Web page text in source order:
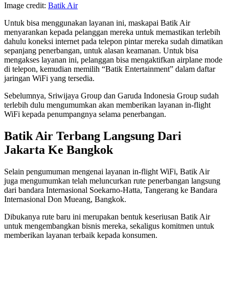
Image credit: Batik Air
Untuk bisa menggunakan layanan ini, maskapai Batik Air
menyarankan kepada pelanggan mereka untuk memastikan terlebih
dahulu koneksi internet pada telepon pintar mereka sudah dimatikan
sepanjang penerbangan, untuk alasan keamanan. Untuk bisa
mengakses layanan ini, pelanggan bisa mengaktifkan airplane mode
di telepon, kemudian memilih “Batik Entertainment” dalam daftar
jaringan WiFi yang tersedia.
Sebelumnya, Sriwijaya Group dan Garuda Indonesia Group sudah
terlebih dulu mengumumkan akan memberikan layanan in-flight
WiFi kepada penumpangnya selama penerbangan.
Batik Air Terbang Langsung Dari
Jakarta Ke Bangkok
Selain pengumuman mengenai layanan in-flight WiFi, Batik Air
juga mengumumkan telah meluncurkan rute penerbangan langsung
dari bandara Internasional Soekarno-Hatta, Tangerang ke Bandara
Internasional Don Mueang, Bangkok.
Dibukanya rute baru ini merupakan bentuk keseriusan Batik Air
untuk mengembangkan bisnis mereka, sekaligus komitmen untuk
memberikan layanan terbaik kepada konsumen.